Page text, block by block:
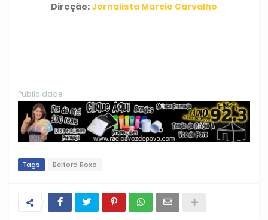
Direção: Jornalista Marcio Carvalho
Publicidade
Tags Belford Roxo